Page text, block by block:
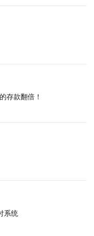
存款翻倍！
系统